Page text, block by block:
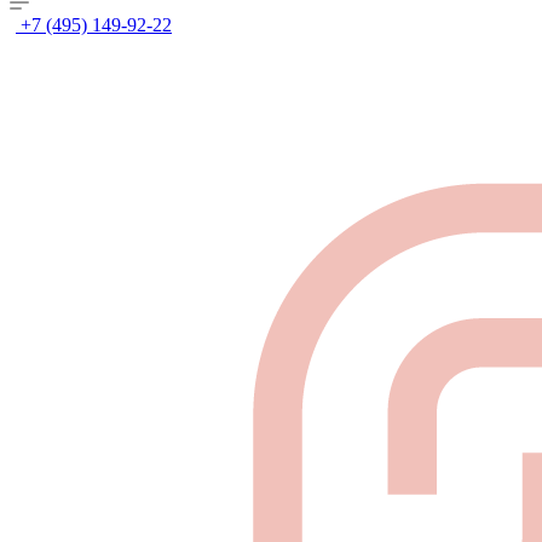
+7 (495) 149-92-22